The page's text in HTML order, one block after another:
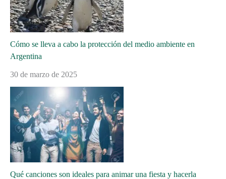
Cómo se lleva a cabo la protección del medio ambiente en
Argentina
30 de marzo de 2025
Qué canciones son ideales para animar una fiesta y hacerla